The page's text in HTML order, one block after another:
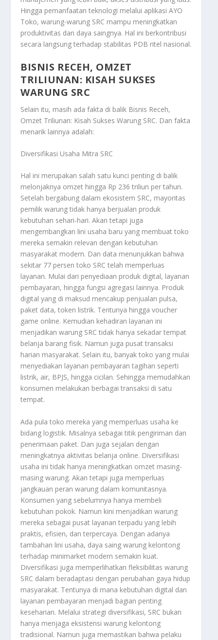
Hingga pemanfaatan teknologi melalui aplikasi AYO
Toko, warung-warung SRC mampu meningkatkan
produktivitas dan daya saingnya. Hal ini berkontribusi
secara langsung terhadap stabilitas PDB ritel nasional.
BISNIS RECEH, OMZET
TRILIUNAN: KISAH SUKSES
WARUNG SRC
Selain itu, masih ada fakta di balik Bisnis Receh,
Omzet Triliunan: Kisah Sukses Warung SRC. Dan fakta
menarik lainnya adalah:
Diversifikasi Usaha Mitra SRC
Hal ini merupakan salah satu kunci penting di balik
melonjaknya omzet hingga Rp 236 triliun per tahun.
Setelah bergabung dalam ekosistem SRC, mayoritas
pemilik warung tidak hanya berjualan produk
kebutuhan sehari-hari. Akan tetapi juga
mengembangkan lini usaha baru yang membuat toko
mereka semakin relevan dengan kebutuhan
masyarakat modern. Dan data menunjukkan bahwa
sekitar 77 persen toko SRC telah memperluas
layanan. Mulai dari penyediaan produk digital, layanan
pembayaran, hingga fungsi agregasi lainnya. Produk
digital yang di maksud mencakup penjualan pulsa,
paket data, token listrik. Tentunya hingga voucher
game online. Kemudian kehadiran layanan ini
menjadikan warung SRC tidak hanya sekadar tempat
belanja barang fisik. Namun juga pusat transaksi
harian masyarakat. Selain itu, banyak toko yang mulai
menyediakan layanan pembayaran tagihan seperti
listrik, air, BPJS, hingga cicilan. Sehingga memudahkan
konsumen melakukan berbagai transaksi di satu
tempat.
Ada pula toko mereka yang memperluas usaha ke
bidang logistik. Misalnya sebagai titik pengiriman dan
penerimaan paket. Dan juga sejalan dengan
meningkatnya aktivitas belanja online. Diversifikasi
usaha ini tidak hanya meningkatkan omzet masing-
masing warung. Akan tetapi juga memperluas
jangkauan peran warung dalam komunitasnya.
Konsumen yang sebelumnya hanya membeli
kebutuhan pokok. Namun kini menjadikan warung
mereka sebagai pusat layanan terpadu yang lebih
praktis, efisien, dan terpercaya. Dengan adanya
tambahan lini usaha, daya saing warung kelontong
terhadap minimarket modern semakin kuat.
Diversifikasi juga memperlihatkan fleksibilitas warung
SRC dalam beradaptasi dengan perubahan gaya hidup
masyarakat. Tentunya di mana kebutuhan digital dan
layanan pembayaran menjadi bagian penting
keseharian. Melalui strategi diversifikasi, SRC bukan
hanya menjaga eksistensi warung kelontong
tradisional. Namun juga memastikan bahwa pelaku